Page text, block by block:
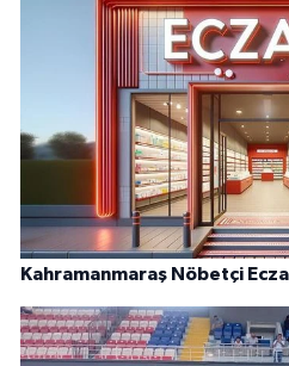
Kahramanmaraş Nöbetçi